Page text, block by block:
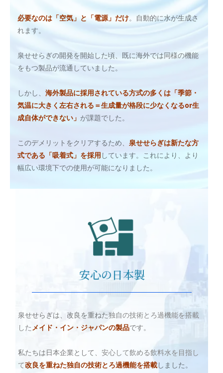
必要なのは「空気」と「電源」だけ。自動的に水が生成さ
れます。
泉せせらぎの開発を開始した頃、既に海外では同様の機能
をもつ製品が流通していました。
しかし、 海外製品に採用されている方式の多くは「季節・
気温に大きく左右される＝生成量が格段に少なくなるor生
成自体ができない」 が課題でした。
このデメリットをクリアするため、 泉せせらぎは新たな方
式である「吸着式」を採用 しています。これにより、より
幅広い環境下での使用が可能になりました。
安心の日本製
泉せせらぎは、改良を重ねた独自の技術とろ過機能を搭載
したメイド・イン・ジャパンの製品です。
私たちは日本企業として、 安心して飲める飲料水を目指し
て改良を重ねた独自の技術とろ過機能を搭載しました。